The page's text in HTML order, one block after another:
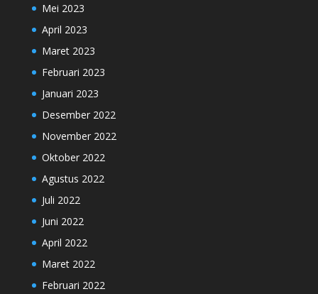
Mei 2023
April 2023
Maret 2023
Februari 2023
Januari 2023
Desember 2022
November 2022
Oktober 2022
Agustus 2022
Juli 2022
Juni 2022
April 2022
Maret 2022
Februari 2022